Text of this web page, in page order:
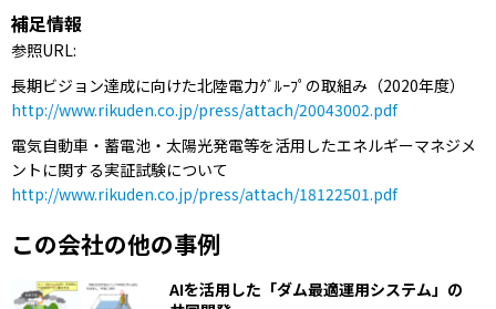
補足情報
参照URL:
長期ビジョン達成に向けた北陸電力ｸﾞﾙｰﾌﾟの取組み（2020年度）
http://www.rikuden.co.jp/press/attach/20043002.pdf
電気自動車・蓄電池・太陽光発電等を活用したエネルギーマネジメ
ントに関する実証試験について
http://www.rikuden.co.jp/press/attach/18122501.pdf
この会社の他の事例
AIを活用した「ダム最適運用システム」の